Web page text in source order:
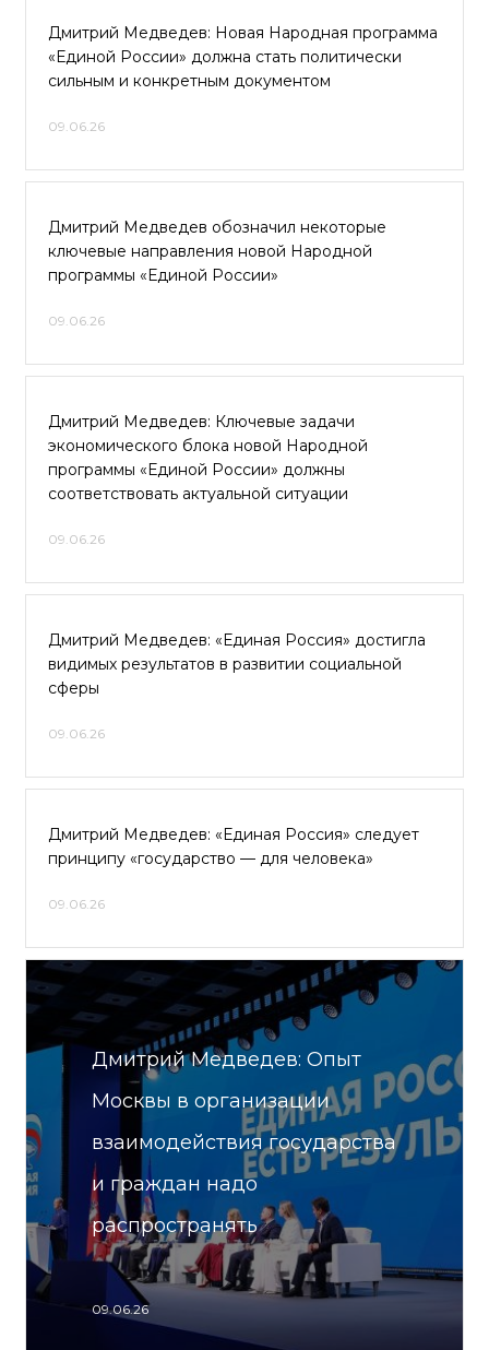
Дмитрий Медведев: Новая Народная программа
«Единой России» должна стать политически
сильным и конкретным документом
09.06.26
Дмитрий Медведев обозначил некоторые
ключевые направления новой Народной
программы «Единой России»
09.06.26
Дмитрий Медведев: Ключевые задачи
экономического блока новой Народной
программы «Единой России» должны
соответствовать актуальной ситуации
09.06.26
Дмитрий Медведев: «Единая Россия» достигла
видимых результатов в развитии социальной
сферы
09.06.26
Дмитрий Медведев: «Единая Россия» следует
принципу «государство — для человека»
09.06.26
Дмитрий Медведев: Опыт
Москвы в организации
взаимодействия государства
и граждан надо
распространять
09.06.26